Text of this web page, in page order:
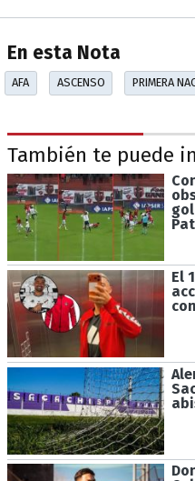
En esta Nota
AFA ASCENSO PRIMERA
También te puede
El